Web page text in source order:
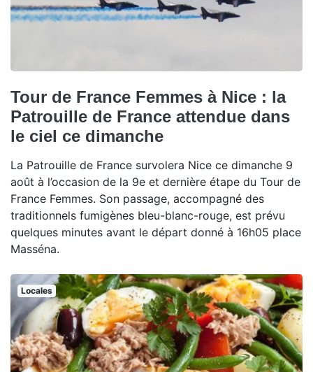
Tour de France Femmes à Nice : la
Patrouille de France attendue dans
le ciel ce dimanche
La Patrouille de France survolera Nice ce dimanche 9
août à l’occasion de la 9e et dernière étape du Tour de
France Femmes. Son passage, accompagné des
traditionnels fumigènes bleu-blanc-rouge, est prévu
quelques minutes avant le départ donné à 16h05 place
Masséna.
Locales